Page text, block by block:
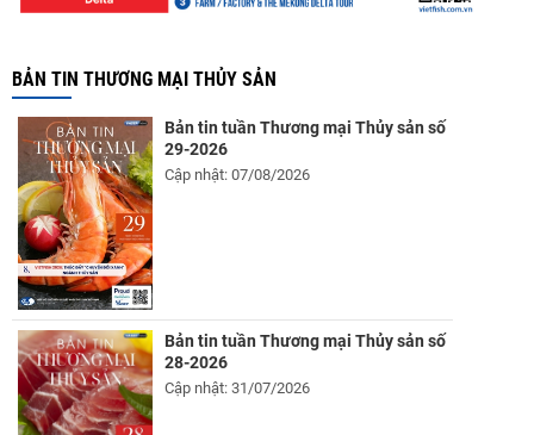
BẢN TIN THƯƠNG MẠI THỦY SẢN
Bản tin tuần Thương mại Thủy sản số
29-2026
Cập nhật: 07/08/2026
Bản tin tuần Thương mại Thủy sản số
28-2026
Cập nhật: 31/07/2026